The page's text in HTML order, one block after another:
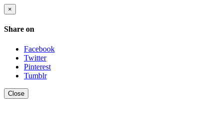
×
Share on
Facebook
Twitter
Pinterest
Tumblr
Close